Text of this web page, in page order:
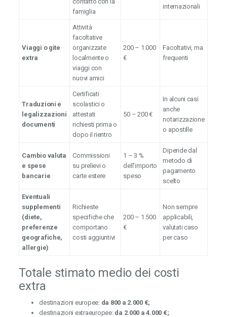
famiglia
internazionali
Viaggi o gite
extra
Attività
facoltative
organizzate
localmente o
viaggi con
nuovi amici
200 – 1.000
€
Facoltativi, ma
frequenti
Traduzioni e
legalizzazioni
documenti
Certificati
scolastici o
attestati
richiesti prima o
dopo il rientro
50 – 200 €
In alcuni casi
anche
notarizzazione
o apostille
Cambio valuta
e spese
bancarie
Commissioni
su prelievi o
carte estere
1 – 3 %
dell’importo
speso
Dipende dal
metodo di
pagamento
scelto
Eventuali
supplementi
(diete,
preferenze
geografiche,
allergie)
Richieste
specifiche che
comportano
costi aggiuntivi
200 – 1.500
€
Non sempre
applicabili,
valutati caso
per caso
Totale stimato medio dei costi
extra
destinazioni europee: da 800 a 2.000 €;
destinazioni extraeuropee: da 2.000 a 4.000 €;